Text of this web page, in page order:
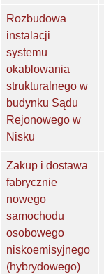
Rozbudowa
instalacji
systemu
okablowania
strukturalnego w
budynku Sądu
Rejonowego w
Nisku
Zakup i dostawa
fabrycznie
nowego
samochodu
osobowego
niskoemisyjnego
(hybrydowego)